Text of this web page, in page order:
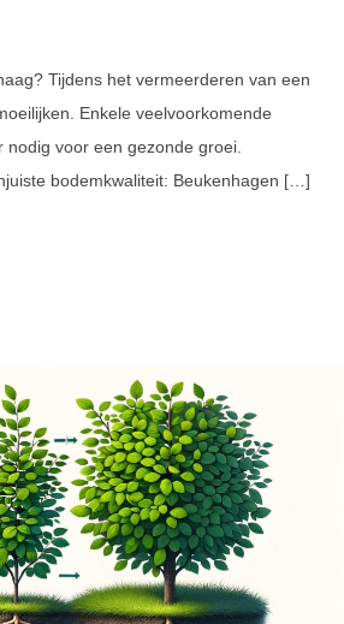
Tijdens het vermeerderen van een
Enkele veelvoorkomende
nodig voor een gezonde groei.
bodemkwaliteit: Beukenhagen […]